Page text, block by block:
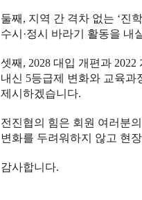
둘째, 지역 간 격차 없는 ‘진
수시·정시 바라기 활동을 내
셋째, 2028 대입 개편과
내신 5등급제 변화와 교육
제시하겠습니다.
전진협의 힘은 회원 여러분
변화를 두려워하지 않고 현
감사합니다.